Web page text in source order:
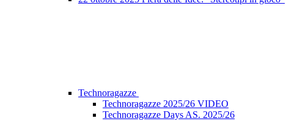
Technoragazze
Technoragazze 2025/26 VIDEO
Technoragazze Days AS. 2025/26